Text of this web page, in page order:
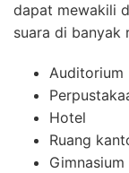
dapat mewakili
suara di banyak
Auditorium
Hotel
Ruang
Gimnasium